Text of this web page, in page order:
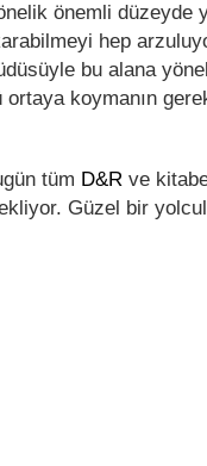
önemli düzeyde
hep
bu alana
koymanın
tüm D&R ve
Güzel bir